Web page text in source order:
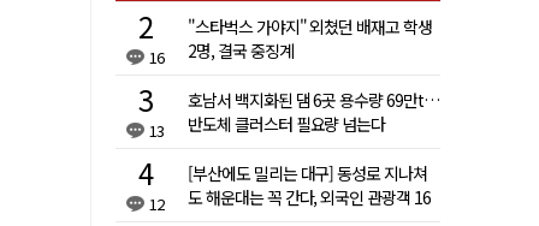
16
"스타벅스 가야지" 외쳤던 배재고 학생
2명, 결국 중징계
13
호남서 백지화된 댐 6곳 용수량 69만t…
반도체 클러스터 필요량 넘는다
12
[부산에도 밀리는 대구] 동성로 지나쳐
도 해운대는 꼭 간다, 외국인 관광객 16